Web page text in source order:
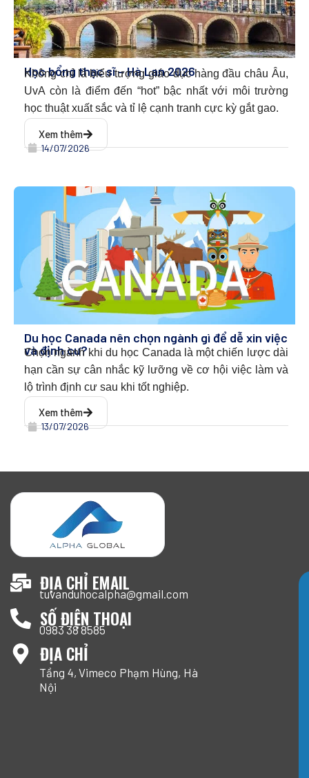
Học bổng thạc sĩ – Hà Lan 2026
Không chỉ là biểu tượng giáo dục hàng đầu châu Âu,
UvA còn là điểm đến “hot” bậc nhất với môi trường
học thuật xuất sắc và tỉ lệ cạnh tranh cực kỳ gắt gao.
Xem thêm
14/07/2026
Du học Canada nên chọn ngành gì để dễ xin việc
và định cư?
Chọn ngành khi du học Canada l à một chiến lược dài
hạn cần sự cân nhắc kỹ lưỡng về cơ hội việc làm và
lộ trình định cư sau khi tốt nghiệp.
Xem thêm
13/07/2026
ĐỊA CHỈ EMAIL
tuvanduhocalpha@gmail.com
SỐ ĐIỆN THOẠI
0983 38 8585
ĐỊA CHỈ
Tầng 4, Vimeco Phạm Hùng, Hà
Nội